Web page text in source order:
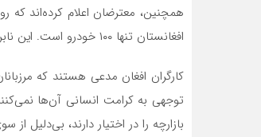
افغانستان تنها ۱۰۰ خودرو است. این نابرابری باعث شده تا بسیاری از کالاها روی زمین تخلیه شده و نظم کار مختل شود .
کارگران افغان مدعی هستند که
توجهی به کرامت انسانی آن‌ها
بازارچه را در اختیار دارند، بی‌دلیل